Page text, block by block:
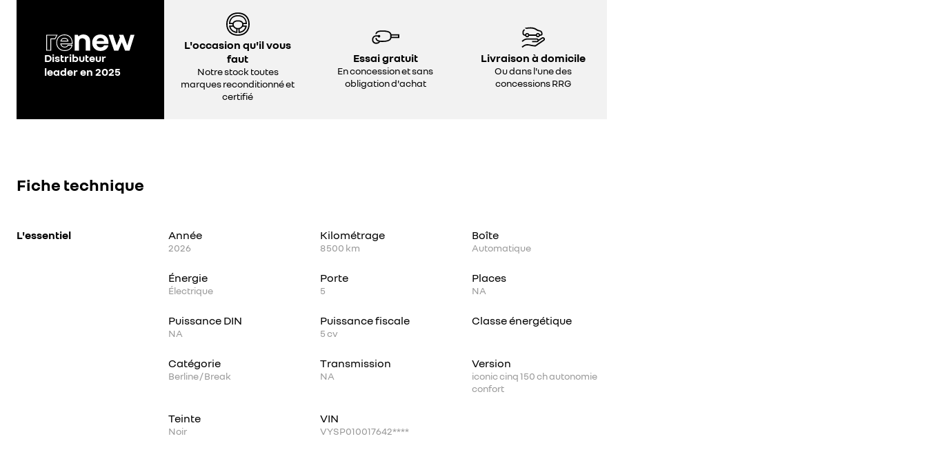
Distributeur
leader en 2025
L'occasion qu'il vous
faut
Notre stock toutes
marques reconditionné et
certifié
Essai gratuit
En concession et sans
obligation d'achat
Livraison à domicile
Ou dans l'une des
concessions RRG
Fiche technique
L'essentiel Année
2026
Kilométrage
8 500 km
Boîte
Automatique
Énergie
Électrique
Porte
5
Places
NA
Puissance DIN
NA
Puissance fiscale
5cv
Classe énergétique
Catégorie
Berline / Break
Transmission
NA
Version
iconic cinq 150 ch autonomie
confort
Teinte
Noir
VIN
VYSP010017642****